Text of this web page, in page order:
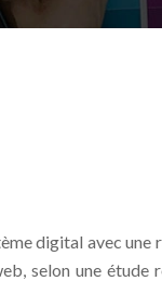
digital avec
selon une